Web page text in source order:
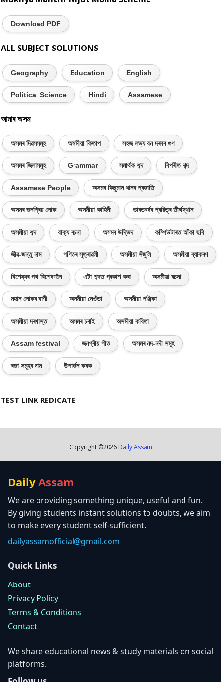
Download PDF
ALL SUBJECT SOLUTIONS
Geography Education English
Political Science Hindi Assamese
আমাৰ অসম
অসমৰ দিৱসসমূহ অসমীয়া কিতাপ সহজ লভ্য বন দৰবৰ গুণ
অসমৰ জিলাসমূহ Grammar সমাৰ্থক শব্দ বিপৰীত শব্দ
Assamese People অসমৰ কিছুমান ধানৰ প্ৰজাতি
অসমৰ জনপ্ৰিয় লোক অসমীয়া কাহিনী ভাৰতবৰ্ষৰ প্ৰৱিত্ৰ তীৰ্থস্থান
অসমীয়া শব্দ বাক্য ৰচনা অসমৰ উদ্ভিদ কম্পিউটাৰত আঁকা ছবি
জীৱ-জন্তু নাম গণিতৰ সূত্ৰাৱলী অসমীয়া সঁজুলি অসমীয়া ব্যাকৰণ
বিশেষ্যৰ পৰা বিশেষণলৈ এটা শব্দত প্ৰকাশ কৰা অসমীয়া ৰচনা
মহান লোকৰ বাণী অসমীয়া নেওঁতা অসমীয়া পঞ্জিকা
অসমীয়া দৰখাস্ত অসমৰ চৰাই অসমীয়া কবিতা
Assam festival জনপ্ৰীয় গীত অসমৰ নদ-নদী সমূহ
ৰজা সমূহৰ নাম উপাৰ্জন কৰক
TEST LINK REDICATE
Copyright ©2026 Daily Assam
Daily Assam
We are providing something unique, useful and fun.
By giving students instant solutions to doubts, we aim
to make every student self-sufficient.
dailyassamofficial@gmail.com
Quick Links
About
Privacy Policy
Terms & Conditions
Contact
We share educational news & study materials on social
platforms.